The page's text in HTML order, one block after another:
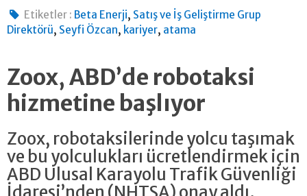
Etiketler : Beta Enerji, Satış ve İş Geliştirme Grup
Direktörü, Seyfi Özcan, kariyer, atama
Zoox, ABD’de robotaksi
hizmetine başlıyor
Zoox, robotaksilerinde yolcu taşımak
ve bu yolculukları ücretlendirmek için
ABD Ulusal Karayolu Trafik Güvenliği